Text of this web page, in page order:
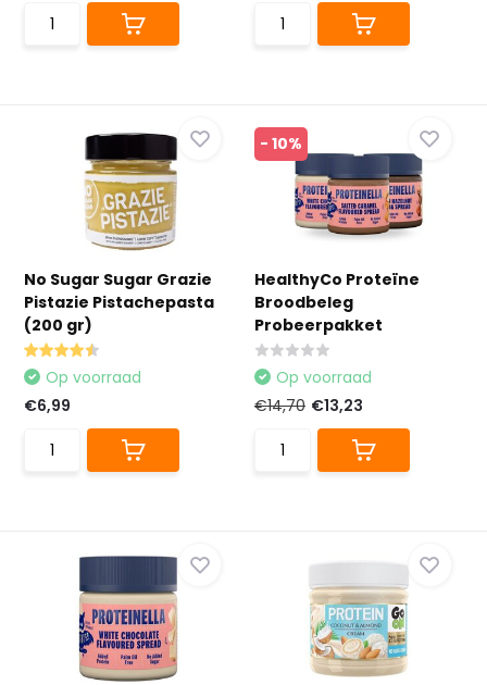
No Sugar Sugar Grazie
Pistazie Pistachepasta
(200 gr)
Op voorraad
€6,99
- 10%
HealthyCo Proteïne
Broodbeleg
Probeerpakket
Op voorraad
€14,70 €13,23